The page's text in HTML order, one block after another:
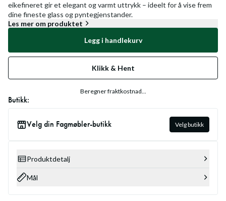
eikefineret gir et elegant og varmt uttrykk – ideelt for å vise frem
dine fineste glass og pyntegjenstander.
Les mer om produktet
Legg i handlekurv
Klikk & Hent
Beregner fraktkostnad...
Butikk:
Velg din Fagmøbler-butikk Velg butikk
Produktdetalj
Mål